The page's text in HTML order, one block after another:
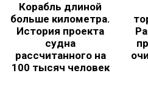
Корабль длиной
больше километра.
История проекта
судна
рассчитанного на
100 тысяч человек